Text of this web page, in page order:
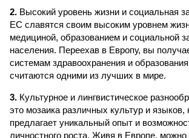
2. Высокий уровень жизни и социальная
ЕС славятся своим высоким уровнем
медициной, образованием и социальной
населения. Переехав в Европу, вы
системам здравоохранения и
считаются одними из лучших в мире.
3. Культурное и лингвистическое
это мозаика различных культур и языков,
предлагает уникальный опыт и
личностного роста. Живя в Европе, можно